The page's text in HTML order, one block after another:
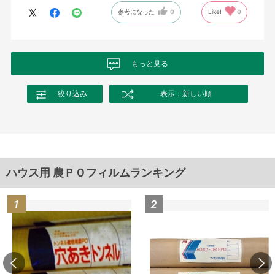
参考になった 0 Like! 0
もっと見る
絞り込み 表示：新しい順
ハウス用 農ＰＯフィルムランキング